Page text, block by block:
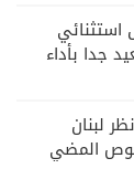
جدا بأداء
لبنان
المضي